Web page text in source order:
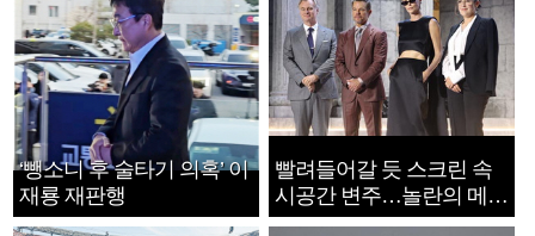
‘뺑소니 후 술타기 의혹’ 이
재룡 재판행
빨려들어갈 듯 스크린 속
시공간 변주…놀란의 메시
지는 ‘전쟁 속죄’